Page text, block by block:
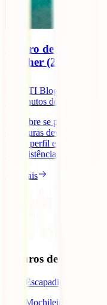
Seguro de viagem
escolher (2026)
IATI Blog
minutos de leitura
Descobre se precisas
coberturas deves
ao teu perfil e o que fazer
ou assistência durante a
Ler mais
Seguros de Viagem
IATI Escapadinhas
IATI Mochileiro